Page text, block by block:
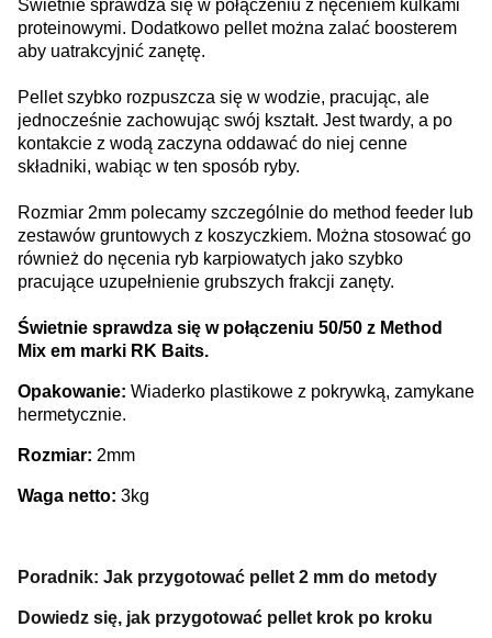
Świetnie sprawdza się w połączeniu z nęceniem kulkami
proteinowymi. Dodatkowo pellet można zalać boosterem
aby uatrakcyjnić zanętę.
Pellet szybko rozpuszcza się w wodzie, pracując, ale
jednocześnie zachowując swój kształt. Jest twardy, a po
kontakcie z wodą zaczyna oddawać do niej cenne
składniki, wabiąc w ten sposób ryby.
Rozmiar 2mm polecamy szczególnie do method feeder lub
zestawów gruntowych z koszyczkiem. Można stosować go
również do nęcenia ryb karpiowatych jako szybko
pracujące uzupełnienie grubszych frakcji zanęty.
Świetnie sprawdza się w połączeniu 50/50 z Method
Mix em marki RK Baits.
Opakowanie: Wiaderko plastikowe z pokrywką, zamykane
hermetycznie.
Rozmiar: 2mm
Waga netto: 3kg
Poradnik: Jak przygotować pellet 2 mm do metody
Dowiedz się, jak przygotować pellet krok po kroku